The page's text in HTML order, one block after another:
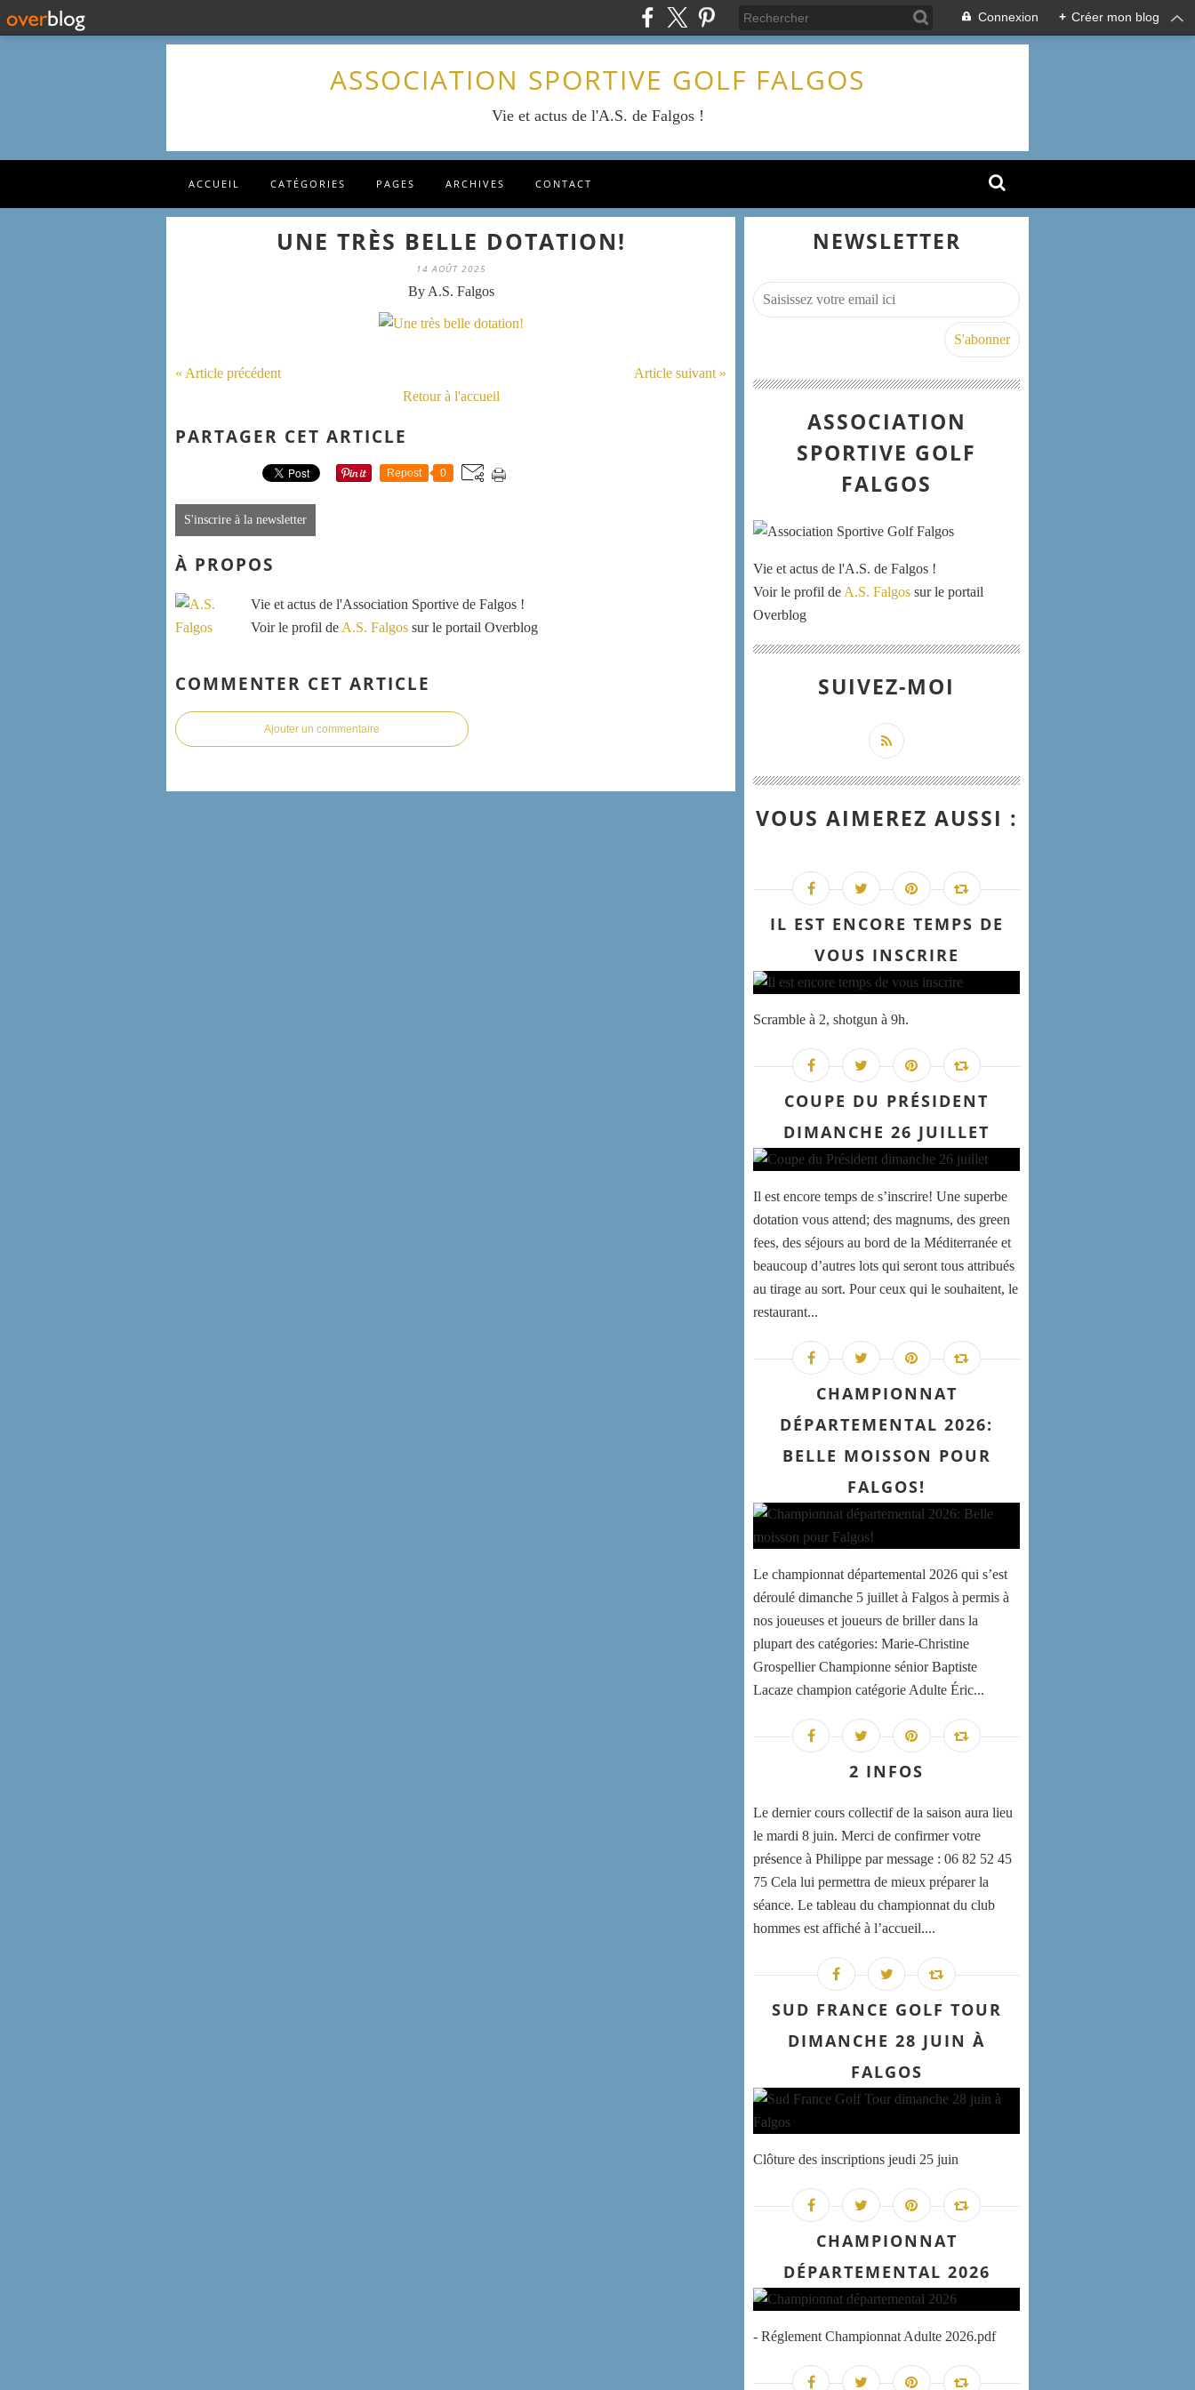
Connexion + Créer mon blog
ASSOCIATION SPORTIVE GOLF FALGOS
Vie et actus de l'A.S. de Falgos !
ACCUEIL CATÉGORIES PAGES ARCHIVES CONTACT
UNE TRÈS BELLE DOTATION!
14 AOÛT 2025
By A.S. Falgos
« Article précédent
Article suivant »
Retour à l'accueil
PARTAGER CET ARTICLE
Repost 0
S'inscrire à la newsletter
À PROPOS
Vie et actus de l'Association Sportive de Falgos !
Voir le profil de A.S. Falgos sur le portail Overblog
COMMENTER CET ARTICLE
Ajouter un commentaire
NEWSLETTER
ASSOCIATION
SPORTIVE GOLF
FALGOS
Vie et actus de l'A.S. de Falgos !
Voir le profil de A.S. Falgos sur le portail
Overblog
SUIVEZ-MOI
VOUS AIMEREZ AUSSI :
IL EST ENCORE TEMPS DE
VOUS INSCRIRE
Scramble à 2, shotgun à 9h.
COUPE DU PRÉSIDENT
DIMANCHE 26 JUILLET
Il est encore temps de s’inscrire! Une superbe
dotation vous attend; des magnums, des green
fees, des séjours au bord de la Méditerranée et
beaucoup d’autres lots qui seront tous attribués
au tirage au sort. Pour ceux qui le souhaitent, le
restaurant...
CHAMPIONNAT
DÉPARTEMENTAL 2026:
BELLE MOISSON POUR
FALGOS!
Le championnat départemental 2026 qui s’est
déroulé dimanche 5 juillet à Falgos à permis à
nos joueuses et joueurs de briller dans la
plupart des catégories: Marie-Christine
Grospellier Championne sénior Baptiste
Lacaze champion catégorie Adulte Éric...
2 INFOS
Le dernier cours collectif de la saison aura lieu
le mardi 8 juin. Merci de confirmer votre
présence à Philippe par message : 06 82 52 45
75 Cela lui permettra de mieux préparer la
séance. Le tableau du championnat du club
hommes est affiché à l’accueil....
SUD FRANCE GOLF TOUR
DIMANCHE 28 JUIN À
FALGOS
Clôture des inscriptions jeudi 25 juin
CHAMPIONNAT
DÉPARTEMENTAL 2026
- Réglement Championnat Adulte 2026.pdf